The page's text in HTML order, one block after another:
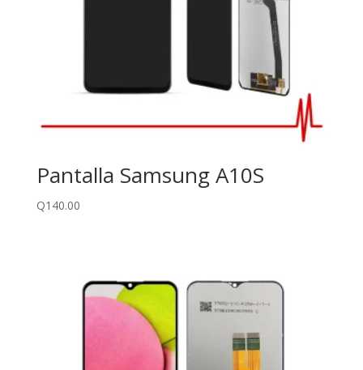
Pantalla Samsung A10S
Q140.00